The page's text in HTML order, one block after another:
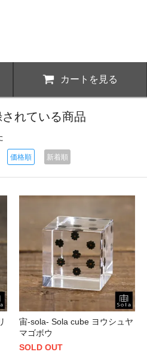
カートを見る
されている商品
価格順 新着順
宙-sola- Sola cube ヨウシュヤ
マゴボウ
SOLD OUT